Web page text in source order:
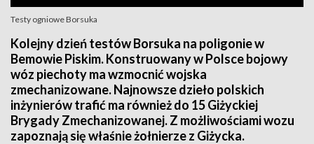
Testy ogniowe Borsuka
Kolejny dzień testów Borsuka na poligonie w
Bemowie Piskim. Konstruowany w Polsce bojowy
wóz piechoty ma wzmocnić wojska
zmechanizowane. Najnowsze dzieło polskich
inżynierów trafić ma również do 15 Giżyckiej
Brygady Zmechanizowanej. Z możliwościami wozu
zapoznają się właśnie żołnierze z Giżycka.